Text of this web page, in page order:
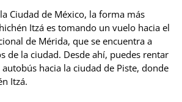
Ciudad de México, la forma más
Itzá es tomando un vuelo hacia el
de Mérida, que se encuentra a
de la ciudad. Desde ahí, puedes rentar
hacia la ciudad de Piste, donde
Itzá.